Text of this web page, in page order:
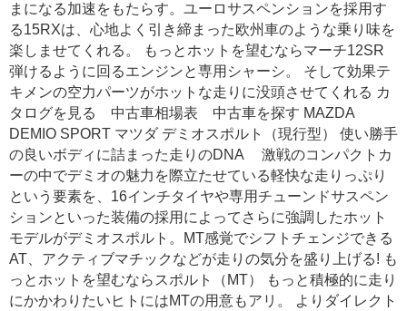
まになる加速をもたらす。ユーロサスペンションを採用す
る15RXは、心地よく引き締まった欧州車のような乗り味を
楽しませてくれる。 もっとホットを望むならマーチ12SR
弾けるように回るエンジンと専用シャーシ。 そして効果テ
キメンの空力パーツがホットな走りに没頭させてくれる カ
タログを見る 中古車相場表 中古車を探す MAZDA
DEMIO SPORT マツダ デミオスポルト（現行型） 使い勝手
の良いボディに詰まった走りのDNA 激戦のコンパクトカ
ーの中でデミオの魅力を際立たせている軽快な走りっぷり
という要素を、16インチタイヤや専用チューンドサスペン
ションといった装備の採用によってさらに強調したホット
モデルがデミオスポルト。MT感覚でシフトチェンジできる
AT、アクティブマチックなどが走りの気分を盛り上げる! も
っとホットを望むならスポルト（MT） もっと積極的に走り
にかかわりたいヒトにはMTの用意もアリ。 よりダイレクト